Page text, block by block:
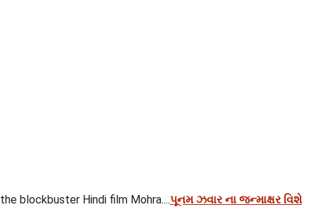
blockbuster Hindi film Mohra....પૂનમ ઝવાર ના જન્માક્ષર વિશે